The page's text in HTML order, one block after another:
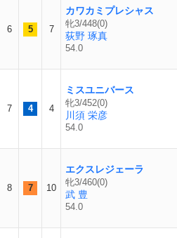
6 5 7
カワカミプレシャス
牝3/448(0)
荻野 琢真
54.0
7 4 4
ミスユニバース
牝3/452(0)
川須 栄彦
54.0
8 7 10
エクスレジェーラ
牝3/460(0)
武 豊
54.0